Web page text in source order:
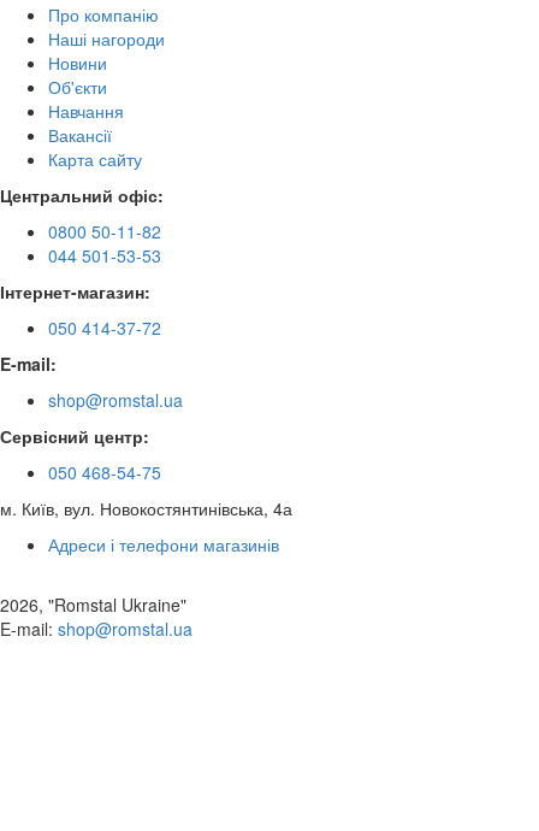
Про компанію
Наші нагороди
Новини
Об'єкти
Навчання
Вакансії
Карта сайту
Центральний офіс:
0800 50-11-82
044 501-53-53
Інтернет-магазин:
050 414-37-72
E-mail:
shop@romstal.ua
Сервісний центр:
050 468-54-75
м. Київ, вул. Новокостянтинівська, 4а
Адреси і телефони магазинів
2026, "Romstal Ukraine"
​E-mail: shop@romstal.ua